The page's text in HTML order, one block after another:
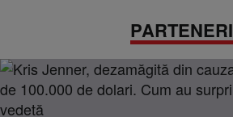
PARTENERI